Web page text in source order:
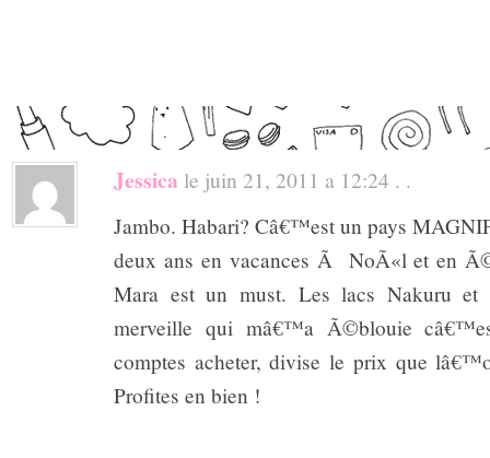
Jessica le juin 21, 2011 a 12:24 . .
Jambo. Habari? Câ€™est un pays
deux ans en vacances Ã NoÃ«l et en
Mara est un must. Les lacs Nakuru et
merveille qui mâ€™a Ã©blouie
comptes acheter, divise le prix que
Profites en bien !